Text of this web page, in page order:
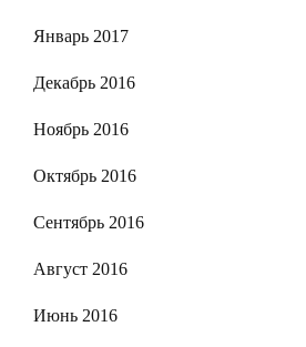
Январь 2017
Декабрь 2016
Ноябрь 2016
Октябрь 2016
Сентябрь 2016
Август 2016
Июнь 2016